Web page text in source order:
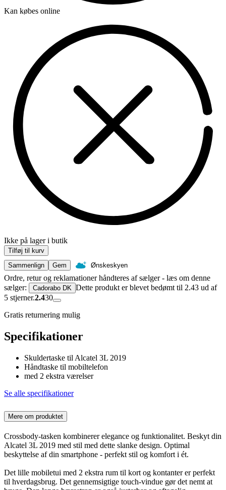
Kan købes online
Ikke på lager i butik
Tilføj til kurv
Sammenlign
Gem Ønskeskyen
Ordre, retur og reklamationer håndteres af sælger - læs om denne
sælger:
Cadorabo DK Dette produkt er blevet bedømt til 2.43 ud af
5 stjerner.2.430
Gratis returnering mulig
Specifikationer
Skuldertaske til Alcatel 3L 2019
Håndtaske til mobiltelefon
med 2 ekstra værelser
Se alle specifikationer
Mere om produktet
Crossbody-tasken kombinerer elegance og funktionalitet. Beskyt din
Alcatel 3L 2019 med stil med dette slanke design. Optimal
beskyttelse af din smartphone - perfekt stil og komfort i ét.
Det lille mobiletui med 2 ekstra rum til kort og kontanter er perfekt
til hverdagsbrug. Det gennemsigtige touch-vindue gør det nemt at